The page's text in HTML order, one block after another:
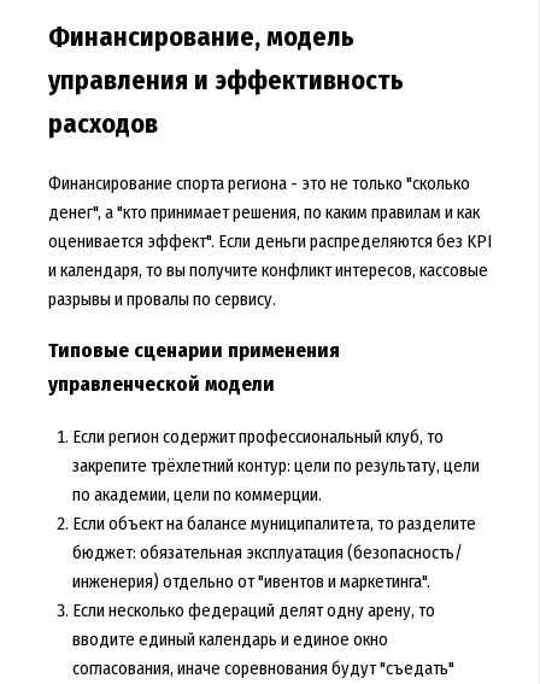
Финансирование, модель
управления и эффективность
расходов
Финансирование спорта региона - это не только "сколько
денег", а "кто принимает решения, по каким правилам и как
оценивается эффект". Если деньги распределяются без KPI
и календаря, то вы получите конфликт интересов, кассовые
разрывы и провалы по сервису.
Типовые сценарии применения
управленческой модели
Если регион содержит профессиональный клуб, то
закрепите трёхлетний контур: цели по результату, цели
по академии, цели по коммерции.
Если объект на балансе муниципалитета, то разделите
бюджет: обязательная эксплуатация (безопасность/
инженерия) отдельно от "ивентов и маркетинга".
Если несколько федераций делят одну арену, то
вводите единый календарь и единое окно
согласования, иначе соревнования будут "съедать"